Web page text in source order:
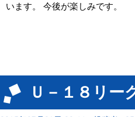
います。 今後が楽しみです。
Ｕ－１８リー